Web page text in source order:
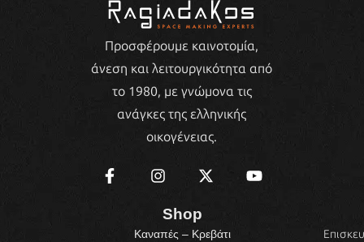
Προσφέρουμε καινοτομία,
άνεση και λειτουργικότητα από
το 1980, με γνώμονα τις
ανάγκες της ελληνικής
οικογένειας.
Shop
Καναπές – Κρεβάτι